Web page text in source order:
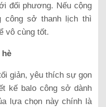
đối phương. Nếu cộng
công sở thanh lịch thì
vô cùng tốt.
giản, yêu thích sự gọn
kế balo công sở dành
lựa chọn này chính là